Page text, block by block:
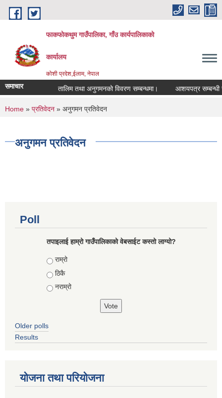
Skip to main content
फाकफोकथुम गाउँपालिका, गाँउ कार्यपालिकाको
कार्यालय
कोशी प्रदेश,ईलाम, नेपाल
समाचार तालिम तथा अनुगमनको विवरण सम्बन्धमा। आशयपत्र सम्बन्धी
You are here
Home » प्रतिवेदन » अनुगमन प्रतिवेदन
अनुगमन प्रतिवेदन
Poll
तपाइलाई हाम्रो गाउँपालिकाको वेबसाईट कस्तो लाग्यो?
Choices
राम्रो
ठिकै
नराम्रो
Older polls
Results
योजना तथा परियोजना